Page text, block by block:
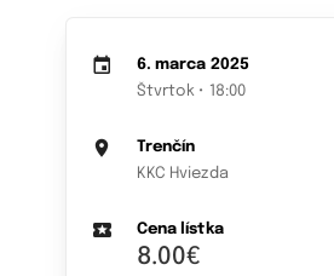
6. marca 2025
Štvrtok • 18:00
Trenčín
KKC Hviezda
Cena lístka
8.00€